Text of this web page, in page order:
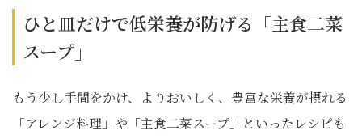
ひと皿だけで低栄養が防げる「主食二菜
スープ」
もう少し手間をかけ、よりおいしく、豊富な栄養が摂れる
「アレンジ料理」や「主食二菜スープ」といったレシピも